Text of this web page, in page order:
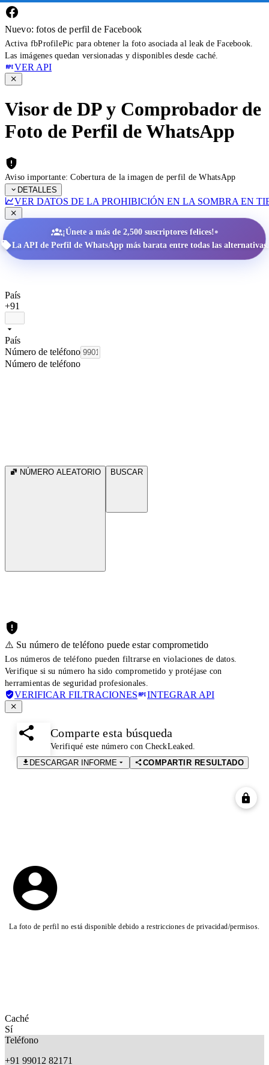
Nuevo: fotos de perfil de Facebook
Activa fbProfilePic para obtener la foto asociada al leak de Facebook.
Las imágenes quedan versionadas y disponibles desde caché.
VER API
Visor de DP y Comprobador de
Foto de Perfil de WhatsApp
Aviso importante: Cobertura de la imagen de perfil de WhatsApp
DETALLES
VER DATOS DE LA PROHIBICIÓN EN LA SOMBRA EN
¡Únete a más de 2,500 suscriptores felices!•
La API de Perfil de WhatsApp más barata entre todas las alternativas.
País
+91
País
Número de teléfono
Número de teléfono
NÚMERO ALEATORIO BUSCAR
⚠️ Su número de teléfono puede estar comprometido
Los números de teléfono pueden filtrarse en violaciones de datos.
Verifique si su número ha sido comprometido y protéjase con
herramientas de seguridad profesionales.
VERIFICAR FILTRACIONES INTEGRAR API
Comparte esta búsqueda
Verifiqué este número con CheckLeaked.
DESCARGAR INFORME
COMPARTIR RESULTADO
La foto de perfil no está disponible debido a restricciones de privacidad/permisos.
Caché
Sí
Teléfono
+91 99012 82171